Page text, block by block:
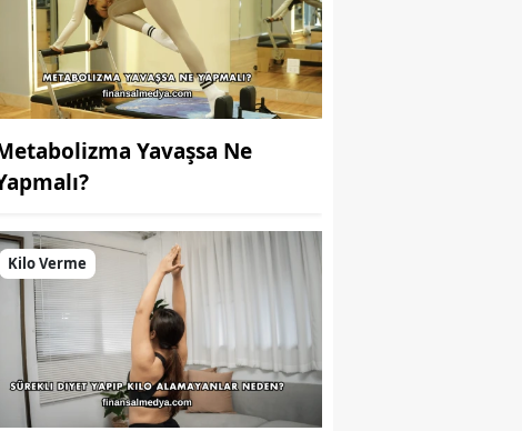
Yavaşsa Ne
Kilo Verme